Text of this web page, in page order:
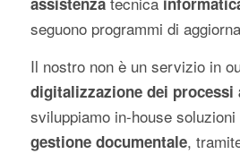
seguono programmi di
Il nostro non è un servizio in
digitalizzazione dei processi
sviluppiamo in-house
gestione documentale,